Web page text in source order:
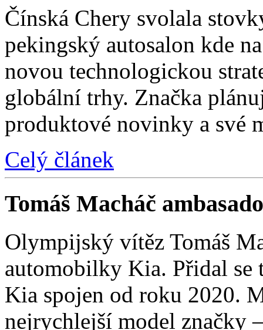
Čínská Chery svolala
pekingský autosalon kde
novou technologickou
globální trhy. Značka
produktové novinky a své
Celý článek
Tomáš Macháč
Olympijský vítěz Tomáš
automobilky Kia. Přidal se
Kia spojen od roku 2020.
nejrychlejší model značky